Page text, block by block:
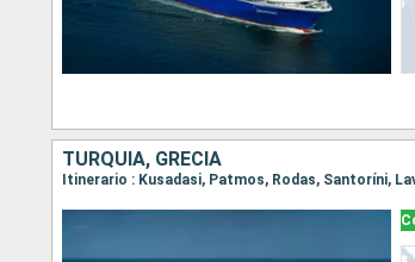
TURQUÍA, GRECIA
Itinerario : Kusadasi, Patmos, Rodas, Santoríni,